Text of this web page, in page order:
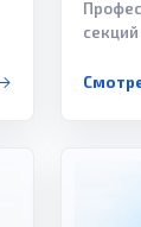
секций